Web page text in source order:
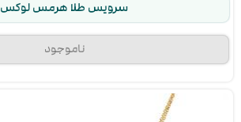
سرویس طلا هرمس لوکس